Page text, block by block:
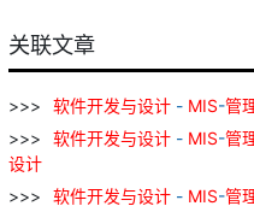
关联文章
软件开发与设计 - MIS-管
软件开发与设计 - MIS-管
设计
软件开发与设计 - MIS-管